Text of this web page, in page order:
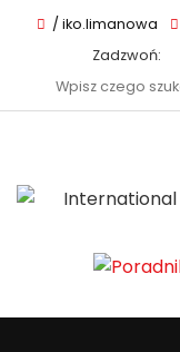
/ iko.limanowa
Zadzwoń:
Szukaj: